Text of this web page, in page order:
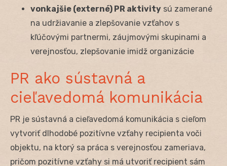
vonkajšie (externé) PR aktivity sú zamerané
na udržiavanie a zlepšovanie vzťahov s
kľúčovými partnermi, záujmovými skupinami a
verejnosťou, zlepšovanie imidž organizácie
PR ako sústavná a
cieľavedomá komunikácia
PR je sústavná a cieľavedomá komunikácia s cieľom
vytvoriť dlhodobé pozitívne vzťahy recipienta voči
objektu, na ktorý sa práca s verejnosťou zameriava,
pričom pozitívne vzťahy si má utvoriť recipient sám